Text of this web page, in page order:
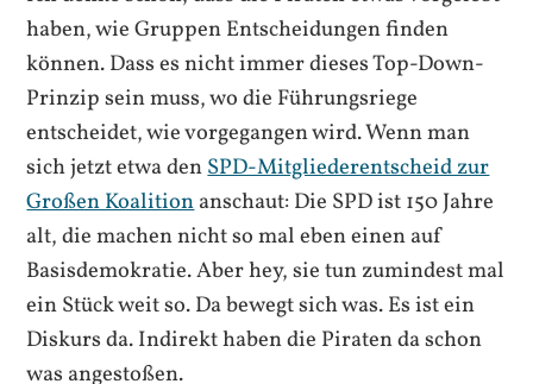
haben, wie Gruppen Entscheidungen finden
können. Dass es nicht immer dieses Top-Down-
Prinzip sein muss, wo die Führungsriege
entscheidet, wie vorgegangen wird. Wenn man
sich jetzt etwa denSPD-Mitgliederentscheid zur
Großen Koalitionanschaut: Die SPD ist 150 Jahre
alt, die machen nicht so mal eben einen auf
Basisdemokratie. Aber hey, sie tun zumindest mal
ein Stück weit so. Da bewegt sich was. Es ist ein
Diskurs da. Indirekt haben die Piraten da schon
was angestoßen.